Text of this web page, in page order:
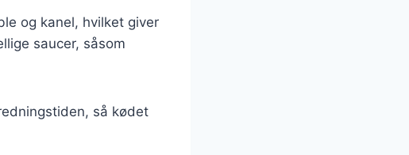
og kanel, hvilket giver
saucer, såsom
så kødet